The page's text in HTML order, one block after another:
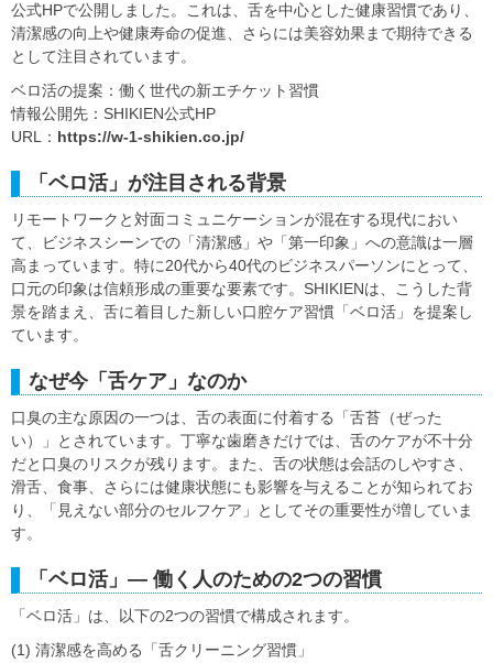
公式HPで公開しました。これは、舌を中心とした健康習慣であり、
清潔感の向上や健康寿命の促進、さらには美容効果まで期待できる
として注目されています。
ベロ活の提案：働く世代の新エチケット習慣
情報公開先：SHIKIEN公式HP
URL： https://w-1-shikien.co.jp/
「ベロ活」が注目される背景
リモートワークと対面コミュニケーションが混在する現代におい
て、ビジネスシーンでの「清潔感」や「第一印象」への意識は一層
高まっています。特に20代から40代のビジネスパーソンにとって、
口元の印象は信頼形成の重要な要素です。SHIKIENは、こうした背
景を踏まえ、舌に着目した新しい口腔ケア習慣「ベロ活」を提案し
ています。
なぜ今「舌ケア」なのか
口臭の主な原因の一つは、舌の表面に付着する「舌苔（ぜった
い）」とされています。丁寧な歯磨きだけでは、舌のケアが不十分
だと口臭のリスクが残ります。また、舌の状態は会話のしやすさ、
滑舌、食事、さらには健康状態にも影響を与えることが知られてお
り、「見えない部分のセルフケア」としてその重要性が増していま
す。
「ベロ活」― 働く人のための2つの習慣
「ベロ活」は、以下の2つの習慣で構成されます。
(1) 清潔感を高める「舌クリーニング習慣」